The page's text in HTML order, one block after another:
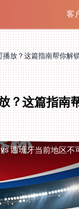
客
放？这篇指南帮你解
？这篇指南
西班牙当前地区不